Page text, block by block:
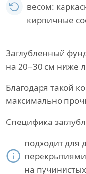
весом:
кирпичные
Заглубленный
на 20−30 см ниже
Благодаря такой
максимально
Специфика
подходит для
на